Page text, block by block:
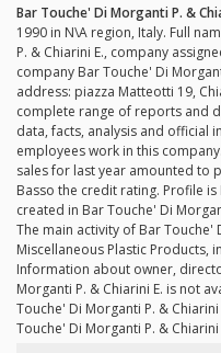
Bar Touche' Di Morganti P. &
1990 in N\A region, Italy. Full
P. & Chiarini E., company
company Bar Touche' Di
address: piazza Matteotti 19,
complete range of reports and
data, facts, analysis and official
employees work in this
sales for last year amounted to
Basso the credit rating. Profile
created in Bar Touche' Di
The main activity of Bar Touche'
Miscellaneous Plastic Products,
Information about owner,
Morganti P. & Chiarini E. is not
Touche' Di Morganti P. &
Touche' Di Morganti P. &